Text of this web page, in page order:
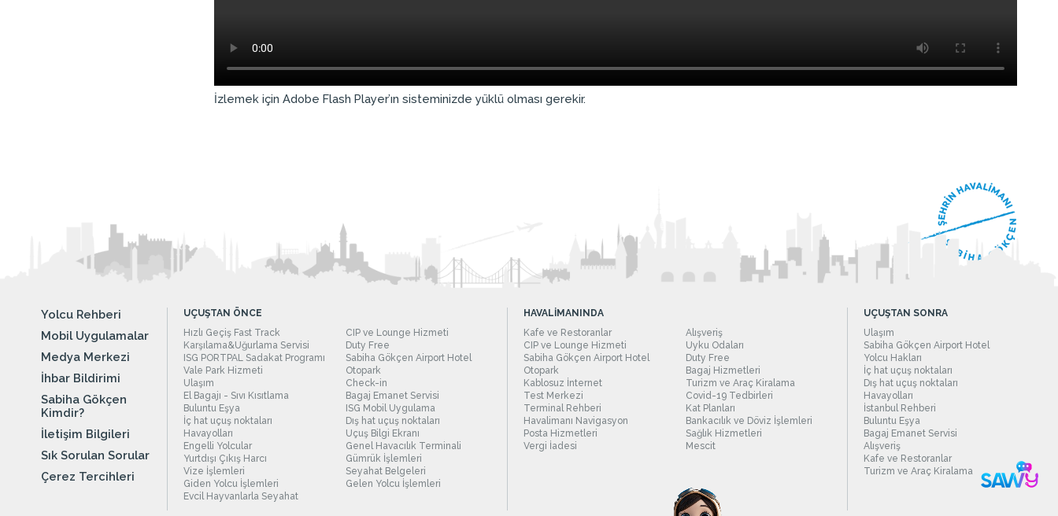
İzlemek için Adobe Flash Player’ın sisteminizde yüklü olması gerekir.
Yolcu Rehberi
Mobil Uygulamalar
Medya Merkezi
İhbar Bildirimi
Sabiha Gökçen
Kimdir?
İletişim Bilgileri
Sık Sorulan Sorular
Çerez Tercihleri
UÇUŞTAN ÖNCE
Hızlı Geçiş Fast Track
CIP ve Lounge Hizmeti
Karşılama&Uğurlama Servisi
Duty Free
ISG PORTPAL Sadakat Programı
Sabiha Gökçen Airport Hotel
Vale Park Hizmeti
Otopark
Ulaşım
Check-in
El Bagajı - Sıvı Kısıtlama
Bagaj Emanet Servisi
Buluntu Eşya
ISG Mobil Uygulama
İç hat uçuş noktaları
Dış hat uçuş noktaları
Havayolları
Uçuş Bilgi Ekranı
Engelli Yolcular
Genel Havacılık Terminali
Yurtdışı Çıkış Harcı
Gümrük İşlemleri
Vize İşlemleri
Seyahat Belgeleri
Giden Yolcu İşlemleri
Gelen Yolcu İşlemleri
Evcil Hayvanlarla Seyahat
HAVALİMANINDA
Kafe ve Restoranlar
Alışveriş
CIP ve Lounge Hizmeti
Uyku Odaları
Sabiha Gökçen Airport Hotel
Duty Free
Otopark
Bagaj Hizmetleri
Kablosuz İnternet
Turizm ve Araç Kiralama
Test Merkezi
Covid-19 Tedbirleri
Terminal Rehberi
Kat Planları
Havalimanı Navigasyon
Bankacılık ve Döviz İşlemleri
Posta Hizmetleri
Sağlık Hizmetleri
Vergi İadesi
Mescit
UÇUŞTAN SONRA
Ulaşım
Sabiha Gökçen Airport Hotel
Yolcu Hakları
İç hat uçuş noktaları
Dış hat uçuş noktaları
Havayolları
İstanbul Rehberi
Buluntu Eşya
Bagaj Emanet Servisi
Alışveriş
Kafe ve Restoranlar
Turizm ve Araç Kiralama